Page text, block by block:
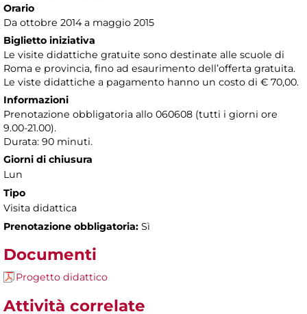
Orario
Da ottobre 2014 a maggio 2015
Biglietto iniziativa
Le visite didattiche gratuite sono destinate alle scuole di
Roma e provincia, fino ad esaurimento dell’offerta gratuita.
Le viste didattiche a pagamento hanno un costo di € 70,00.
Informazioni
Prenotazione obbligatoria allo 060608 (tutti i giorni ore
9.00-21.00).
Durata: 90 minuti.
Giorni di chiusura
Lun
Tipo
Visita didattica
Prenotazione obbligatoria: Sì
Documenti
Progetto didattico
Attività correlate